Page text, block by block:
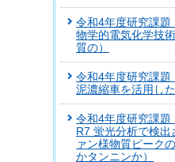
令和4年度研究課
物学的電気化学技
質の）
令和4年度研究課
泥濃縮車を活用し
令和4年度研究課題
R7 蛍光分析で検出
ァン様物質ピーク
かタンニンか）